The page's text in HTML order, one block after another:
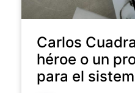
Carlos
héroe o un
para el